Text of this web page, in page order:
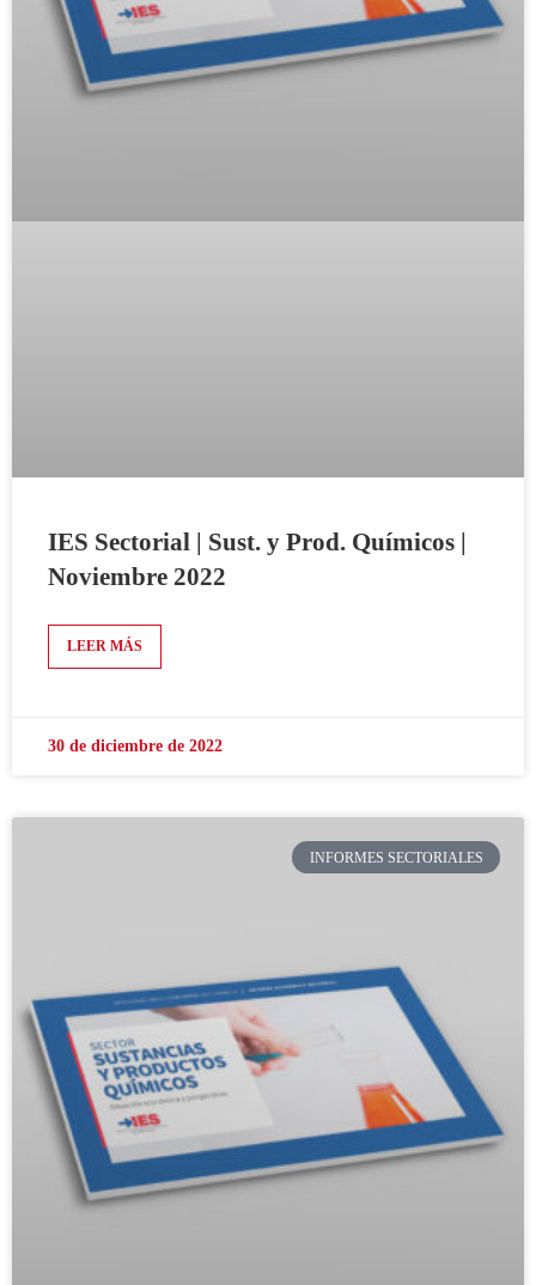
IES Sectorial | Sust. y Prod. Químicos |
Noviembre 2022
LEER MÁS
30 de diciembre de 2022
INFORMES SECTORIALES